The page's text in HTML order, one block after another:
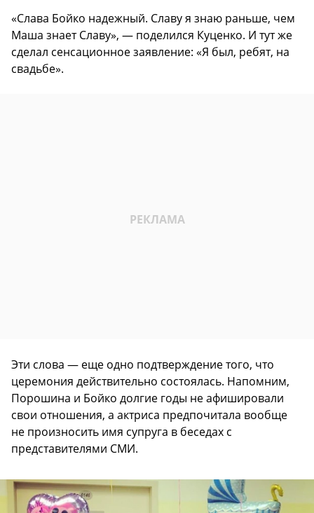
«Слава Бойко надежный. Славу я знаю раньше, чем
Маша знает Славу», — поделился Куценко. И тут же
сделал сенсационное заявление: «Я был, ребят, на
свадьбе».
Эти слова — еще одно подтверждение того, что
церемония действительно состоялась. Напомним,
Порошина и Бойко долгие годы не афишировали
свои отношения, а актриса предпочитала вообще
не произносить имя супруга в беседах с
представителями СМИ.